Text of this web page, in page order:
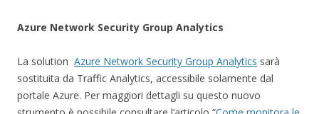
Azure Network Security Group Analytics
La solution Azure Network Security Group Analytics sarà
sostituita da Traffic Analytics, accessibile solamente dal
portale Azure. Per maggiori dettagli su questo nuovo